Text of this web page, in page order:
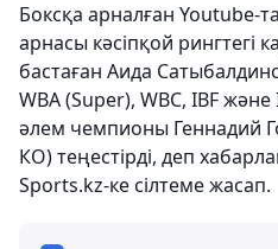
Боксқа арналған Youtube-
арнасы кәсіпқой рингтегі
бастаған Аида
WBA (Super), WBC, IBF
әлем чемпионы Геннадий
КО) теңестірді, деп
Sports.kz-ке сілтеме жасап.